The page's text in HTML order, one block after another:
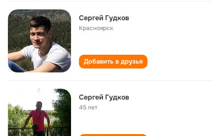
Сергей Гудков
Красноярск
Добавить в друзья
Сергей Гудков
45 лет